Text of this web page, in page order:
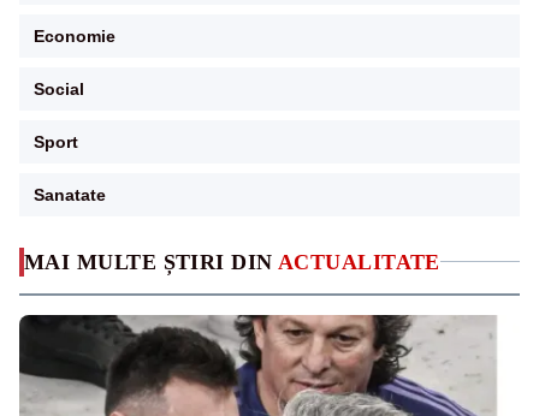
MAI MULTE ȘTIRI DIN ACTUALITATE
Economie
Social
Sport
Sanatate